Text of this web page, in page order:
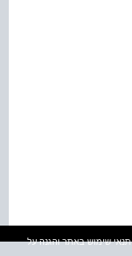
תנאי שימוש באתר והגנה על